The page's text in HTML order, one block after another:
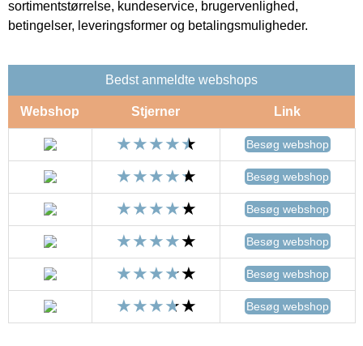
sortimentstørrelse, kundeservice, brugervenlighed,
betingelser, leveringsformer og betalingsmuligheder.
Bedst anmeldte webshops
Webshop Stjerner Link
Besøg webshop
Besøg webshop
Besøg webshop
Besøg webshop
Besøg webshop
Besøg webshop